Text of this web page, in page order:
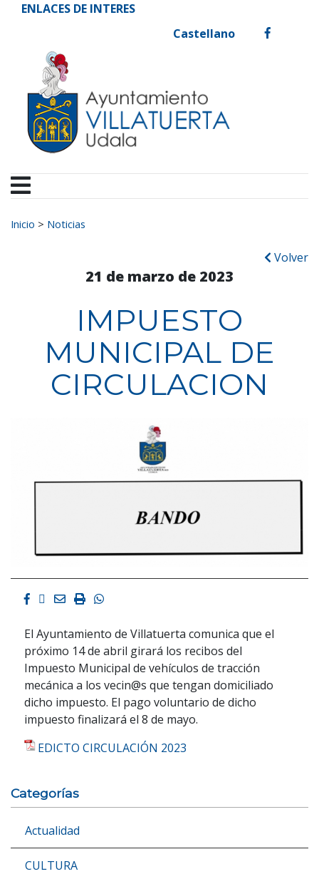
Ir al contenido
Ayuntamiento de
ENLACES DE INTERES
Castellano
facebook
Buscar:
Inicio > Noticias
Volver
21 de marzo de 2023
IMPUESTO
MUNICIPAL DE
CIRCULACION
Facebook
Twitter
EmailImprimirWhatsapp
El Ayuntamiento de Villatuerta comunica que el
próximo 14 de abril girará los recibos del
Impuesto Municipal de vehículos de tracción
mecánica a los vecin@s que tengan domiciliado
dicho impuesto. El pago voluntario de dicho
impuesto finalizará el 8 de mayo.
EDICTO CIRCULACIÓN 2023
Categorías
Actualidad
CULTURA